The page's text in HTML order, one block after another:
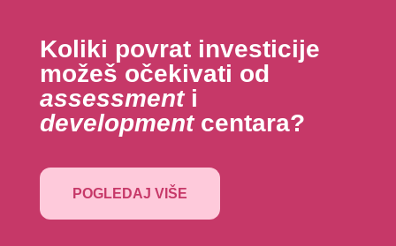
Koliki povrat investicije
možeš očekivati od
assessmenti
developmentcentara?
POGLEDAJ VIŠE